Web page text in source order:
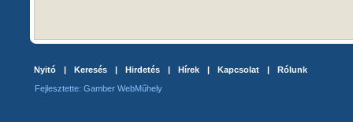
Nyitó | Keresés | Hirdetés | Hírek | Kapcsolat |
Rólunk
Fejlesztette: Gamber WebMűhely